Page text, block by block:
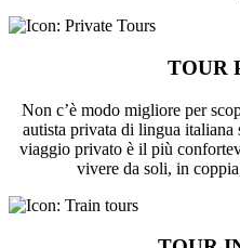
TOUR
Non c’è modo migliore per
autista privata di lingua italiana
viaggio privato è il più
vivere da soli, in